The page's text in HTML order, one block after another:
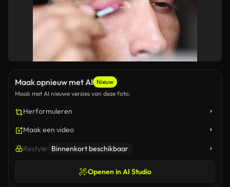
Maak opnieuw met AI Nieuw
Maak met AI nieuwe versies van deze foto.
Herformuleren
Maak een video
Restyle Binnenkort beschikbaar
Openen in AI Studio